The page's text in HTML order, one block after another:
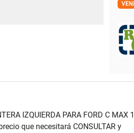
IZQUIERDA PARA FORD C MAX
que necesitará CONSULTAR y